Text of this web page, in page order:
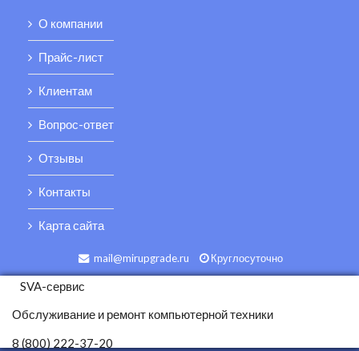
О компании
Прайс-лист
Клиентам
Вопрос-ответ
Отзывы
Контакты
Карта сайта
mail@mirupgrade.ru Круглосуточно
SVA-сервис
Обслуживание и ремонт компьютерной техники
8 (800) 222-37-20